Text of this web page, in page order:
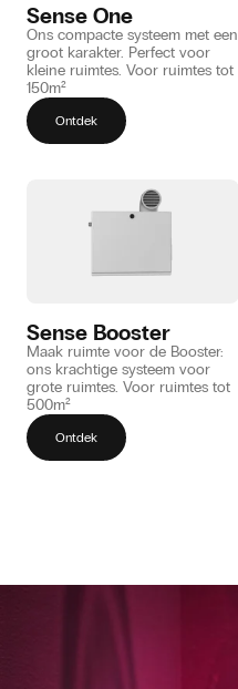
Sense One
Ons compacte systeem met een
groot karakter. Perfect voor
kleine ruimtes. Voor ruimtes tot
150m²
Ontdek
Sense Booster
Maak ruimte voor de Booster:
ons krachtige systeem voor
grote ruimtes. Voor ruimtes tot
500m²
Ontdek